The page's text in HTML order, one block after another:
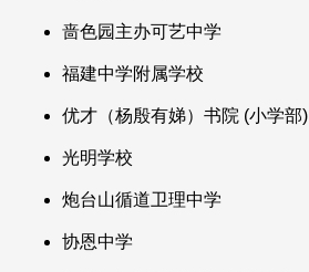
啬色园主办可艺中学
福建中学附属学校
优才（杨殷有娣）书院 (小学部)
光明学校
炮台山循道卫理中学
协恩中学